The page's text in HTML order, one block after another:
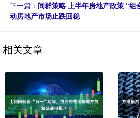
下一篇： 间群策略 上半年房地产政策 “
动房地产市场止跌回稳
相关文章